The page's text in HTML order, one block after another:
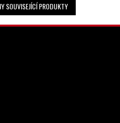
SOUVISEJÍCÍ PRODUKTY